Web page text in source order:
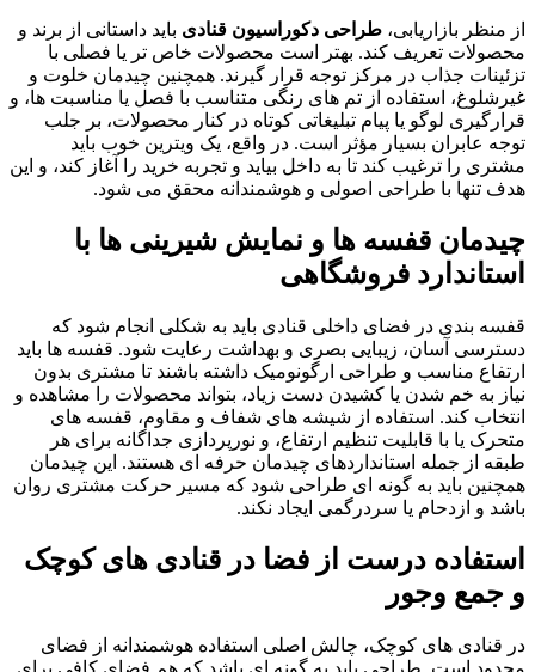
از منظر بازاریابی، طراحی دکوراسیون قنادی باید داستانی از برند و
محصولات تعریف کند. بهتر است محصولات خاص تر یا فصلی با
تزئینات جذاب در مرکز توجه قرار گیرند. همچنین چیدمان خلوت و
غیرشلوغ، استفاده از تم های رنگی متناسب با فصل یا مناسبت ها، و
قرارگیری لوگو یا پیام تبلیغاتی کوتاه در کنار محصولات، بر جلب
توجه عابران بسیار مؤثر است. در واقع، یک ویترین خوب باید
مشتری را ترغیب کند تا به داخل بیاید و تجربه خرید را آغاز کند، و این
هدف تنها با طراحی اصولی و هوشمندانه محقق می شود.
چیدمان قفسه ها و نمایش شیرینی ها با
استاندارد فروشگاهی
قفسه بندی در فضای داخلی قنادی باید به شکلی انجام شود که
دسترسی آسان، زیبایی بصری و بهداشت رعایت شود. قفسه ها باید
ارتفاع مناسب و طراحی ارگونومیک داشته باشند تا مشتری بدون
نیاز به خم شدن یا کشیدن دست زیاد، بتواند محصولات را مشاهده و
انتخاب کند. استفاده از شیشه های شفاف و مقاوم، قفسه های
متحرک یا با قابلیت تنظیم ارتفاع، و نورپردازی جداگانه برای هر
طبقه از جمله استانداردهای چیدمان حرفه ای هستند. این چیدمان
همچنین باید به گونه ای طراحی شود که مسیر حرکت مشتری روان
باشد و ازدحام یا سردرگمی ایجاد نکند.
استفاده درست از فضا در قنادی های کوچک
و جمع وجور
در قنادی های کوچک، چالش اصلی استفاده هوشمندانه از فضای
محدود است. طراحی باید به گونه ای باشد که هم فضای کافی برای